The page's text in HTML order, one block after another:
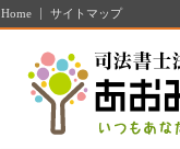
Home サイトマップ